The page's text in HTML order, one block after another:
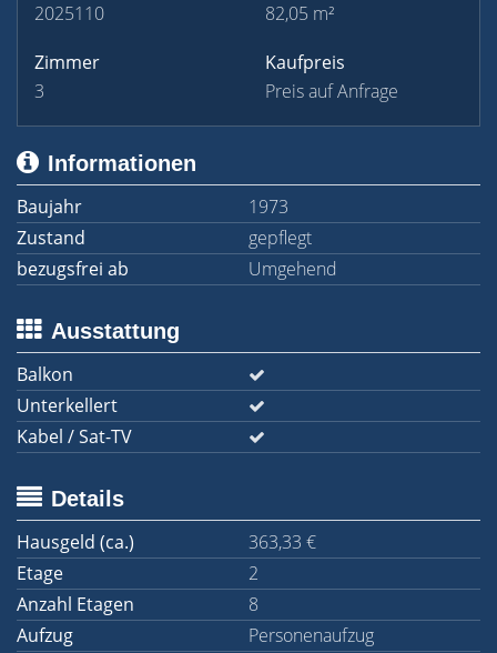
2025110
82,05 m²
Zimmer
3
Kaufpreis
Preis auf Anfrage
Informationen
Baujahr
1973
Zustand
gepflegt
bezugsfrei ab
Umgehend
Ausstattung
Balkon
Unterkellert
Kabel / Sat-TV
Details
Hausgeld (ca.)
363,33 €
Etage
2
Anzahl Etagen
8
Aufzug
Personenaufzug